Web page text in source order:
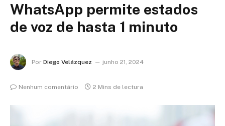
WhatsApp permite estados
de voz de hasta 1 minuto
Por Diego Velázquez junho 21, 2024
Nenhum comentário 2 Mins de lectura